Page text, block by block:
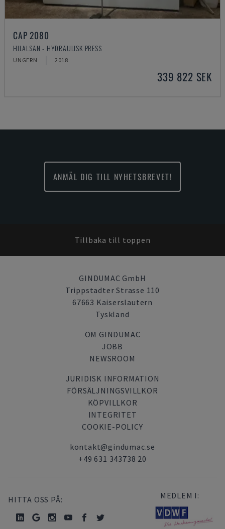
CAP 2080
HILALSAN - HYDRAULISK PRESS
UNGERN 2018
339 822 SEK
ANMÄL DIG TILL NYHETSBREVET!
Tillbaka till toppen
GINDUMAC GmbH
Trippstadter Strasse 110
67663 Kaiserslautern
Tyskland
OM GINDUMAC
JOBB
NEWSROOM
JURIDISK INFORMATION
FÖRSÄLJNINGSVILLKOR
KÖPVILLKOR
INTEGRITET
COOKIE-POLICY
kontakt@gindumac.se
+49 631 343738 20
HITTA OSS PÅ: MEDLEM I: